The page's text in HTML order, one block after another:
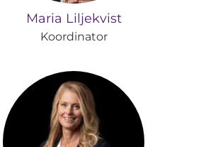
Maria Liljekvist
Koordinator